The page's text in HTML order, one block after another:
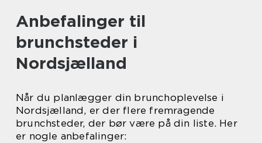
Anbefalinger til
brunchsteder i
Nordsjælland
Når du planlægger din brunchoplevelse i
Nordsjælland, er der flere fremragende
brunchsteder, der bør være på din liste. Her
er nogle anbefalinger: